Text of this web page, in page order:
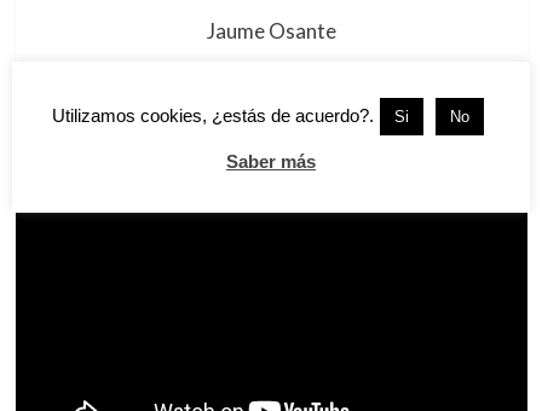
Jaume Osante
PATROCINADORES
Utilizamos cookies, ¿estás de acuerdo?. Si No
Saber más